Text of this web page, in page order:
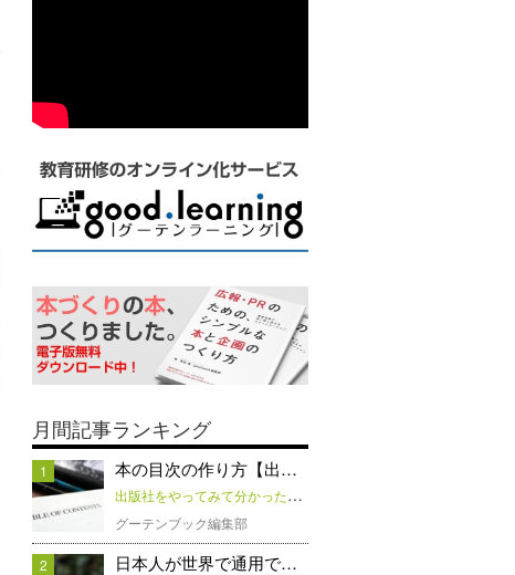
月間記事ランキング
1 本の目次の作り方【出版社...
出版社をやってみて分かった「本と企画のつくり方」
グーテンブック編集部
2 日本人が世界で通用できな...